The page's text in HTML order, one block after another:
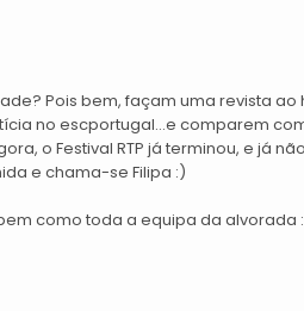
Pois bem, façam uma revista ao
no escportugal...e comparem
o Festival RTP já terminou, e já
e chama-se Filipa :)
como toda a equipa da alvorada